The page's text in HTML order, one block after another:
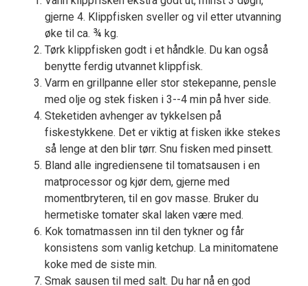
gjerne 4. Klippfisken sveller og vil etter utvanning
øke til ca. ¾ kg.
Tørk klippfisken godt i et håndkle. Du kan også
benytte ferdig utvannet klippfisk.
Varm en grillpanne eller stor stekepanne, pensle
med olje og stek fisken i 3--4 min på hver side.
Steketiden avhenger av tykkelsen på
fiskestykkene. Det er viktig at fisken ikke stekes
så lenge at den blir tørr. Snu fisken med pinsett.
Bland alle ingrediensene til tomatsausen i en
matprocessor og kjør dem, gjerne med
momentbryteren, til en gov masse. Bruker du
hermetiske tomater skal laken være med.
Kok tomatmassen inn til den tykner og får
konsistens som vanlig ketchup. La minitomatene
koke med de siste min.
Smak sausen til med salt. Du har nå en god